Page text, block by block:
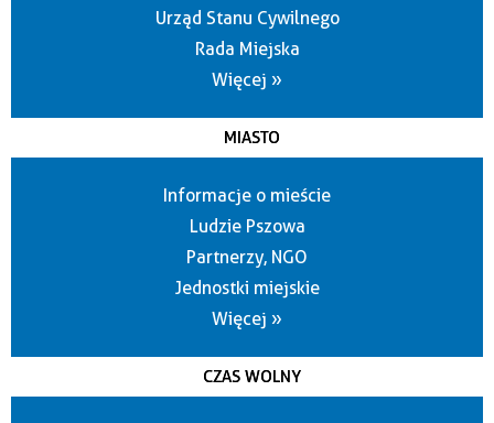
Urząd Stanu Cywilnego
Rada Miejska
Więcej »
MIASTO
Informacje o mieście
Ludzie Pszowa
Partnerzy, NGO
Jednostki miejskie
Więcej »
CZAS WOLNY